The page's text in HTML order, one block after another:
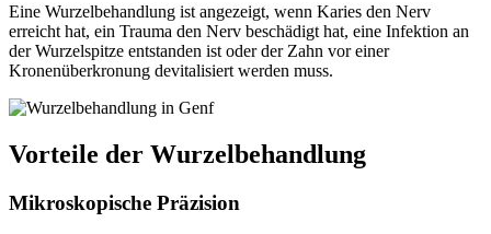
Eine Wurzelbehandlung ist angezeigt, wenn Karies den Nerv
erreicht hat, ein Trauma den Nerv beschädigt hat, eine Infektion an
der Wurzelspitze entstanden ist oder der Zahn vor einer
Kronenüberkronung devitalisiert werden muss.
Vorteile der Wurzelbehandlung
Mikroskopische Präzision